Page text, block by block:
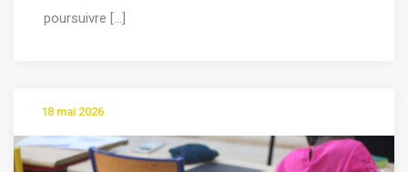
poursuivre [...]
18 mai 2026